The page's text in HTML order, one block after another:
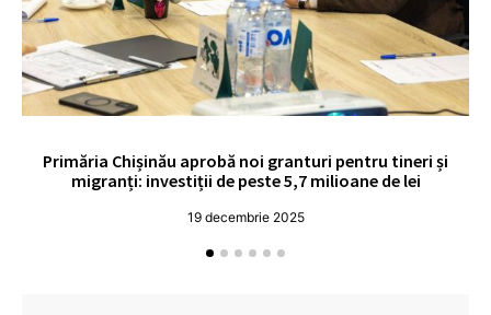
Primăria Chișinău aprobă noi granturi pentru tineri și
migranți: investiții de peste 5,7 milioane de lei
19 decembrie 2025